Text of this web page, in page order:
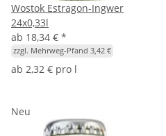
Wostok Estragon-Ingwer
24x0,33l
ab 18,34 € *
zzgl. Mehrweg-Pfand 3,42 €
ab 2,32 € pro l
Neu